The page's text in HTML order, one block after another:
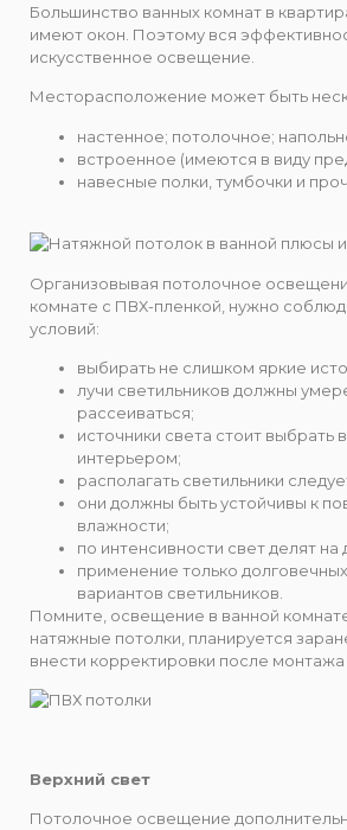
Большинство ванных комнат в
имеют окон. Поэтому вся
искусственное освещение.
Месторасположение может быть
настенное; потолочное;
встроенное (имеются в виду
навесные полки, тумбочки и
Организовывая потолочное
комнате с ПВХ-пленкой, нужно
условий:
выбирать не слишком яркие
лучи светильников должны
рассеиваться;
источники света стоит выбрать
интерьером;
располагать светильники
они должны быть устойчивы к
влажности;
по интенсивности свет делят на
применение только
вариантов светильников.
Помните, освещение в ванной
натяжные потолки, планируется
внести корректировки после монтажа
Верхний свет
Потолочное освещение